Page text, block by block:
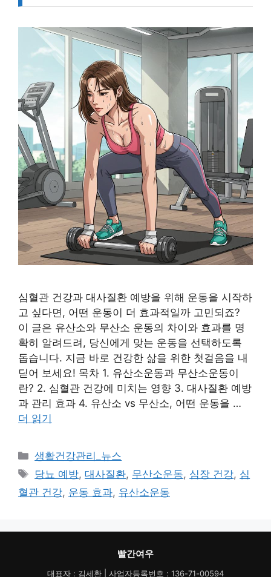
심혈관 건강과 대사질환 예방을 위해 운동을 시작하
고 싶다면, 어떤 운동이 더 효과적일까 고민되죠?
이 글은 유산소와 무산소 운동의 차이와 효과를 명
확히 알려드려, 당신에게 맞는 운동을 선택하도록
돕습니다. 지금 바로 건강한 삶을 위한 첫걸음을 내
딛어 보세요! 목차 1. 유산소운동과 무산소운동이
란? 2. 심혈관 건강에 미치는 영향 3. 대사질환 예방
과 관리 효과 4. 유산소 vs 무산소, 어떤 운동을 …
더 읽기
카
테
고
리
생활건강관리_뉴스
태
그
당뇨 예방,대사질환, 무산소운동, 심장 건강, 심
혈관 건강, 운동 효과, 유산소운동
빨간여우
대표자 : 김세환 | 사업자등록번호 : 136-71-00594